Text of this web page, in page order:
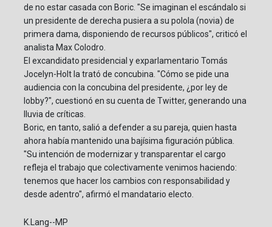
de no estar casada con Boric. "Se imaginan el escándalo si
un presidente de derecha pusiera a su polola (novia) de
primera dama, disponiendo de recursos públicos", criticó el
analista Max Colodro.
El excandidato presidencial y exparlamentario Tomás
Jocelyn-Holt la trató de concubina. "Cómo se pide una
audiencia con la concubina del presidente, ¿por ley de
lobby?", cuestionó en su cuenta de Twitter, generando una
lluvia de críticas.
Boric, en tanto, salió a defender a su pareja, quien hasta
ahora había mantenido una bajísima figuración pública.
"Su intención de modernizar y transparentar el cargo
refleja el trabajo que colectivamente venimos haciendo:
tenemos que hacer los cambios con responsabilidad y
desde adentro", afirmó el mandatario electo.
K.Lang--MP